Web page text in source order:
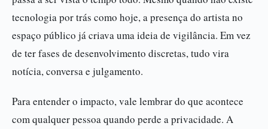
tecnologia por trás como hoje, a presença do artista no
espaço público já criava uma ideia de vigilância. Em vez
de ter fases de desenvolvimento discretas, tudo vira
notícia, conversa e julgamento.
Para entender o impacto, vale lembrar do que acontece
com qualquer pessoa quando perde a privacidade. A